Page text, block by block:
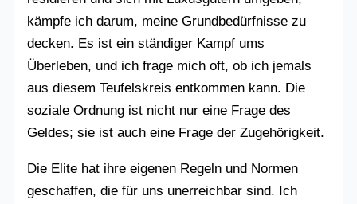
kämpfe ich darum, meine Grundbedürfnisse zu
decken. Es ist ein ständiger Kampf ums
Überleben, und ich frage mich oft, ob ich jemals
aus diesem Teufelskreis entkommen kann. Die
soziale Ordnung ist nicht nur eine Frage des
Geldes; sie ist auch eine Frage der Zugehörigkeit.
Die Elite hat ihre eigenen Regeln und Normen
geschaffen, die für uns unerreichbar sind. Ich